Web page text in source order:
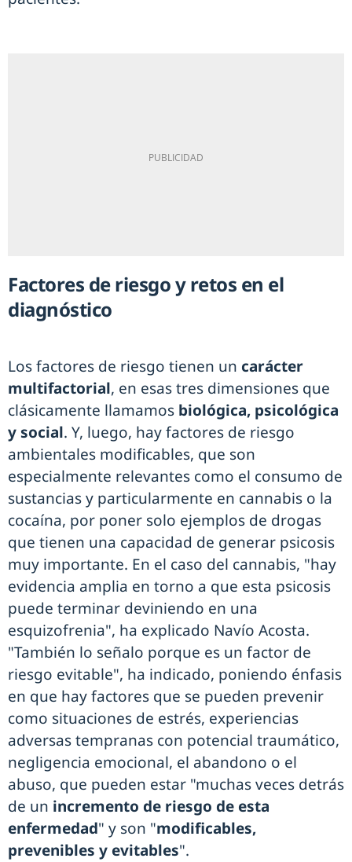
Factores de riesgo y retos en el
diagnóstico
Los factores de riesgo tienen un carácter
multifactorial, en esas tres dimensiones que
clásicamente llamamos biológica, psicológica
y social. Y, luego, hay factores de riesgo
ambientales modificables, que son
especialmente relevantes como el consumo de
sustancias y particularmente en cannabis o la
cocaína, por poner solo ejemplos de drogas
que tienen una capacidad de generar psicosis
muy importante. En el caso del cannabis, "hay
evidencia amplia en torno a que esta psicosis
puede terminar deviniendo en una
esquizofrenia", ha explicado Navío Acosta.
"También lo señalo porque es un factor de
riesgo evitable", ha indicado, poniendo énfasis
en que hay factores que se pueden prevenir
como situaciones de estrés, experiencias
adversas tempranas con potencial traumático,
negligencia emocional, el abandono o el
abuso, que pueden estar "muchas veces detrás
de un incremento de riesgo de esta
enfermedad" y son "modificables,
prevenibles y evitables".